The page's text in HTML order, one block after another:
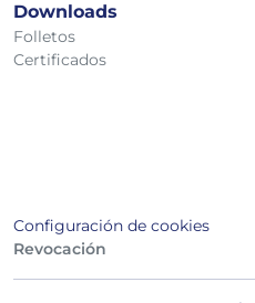
Downloads
Folletos
Certificados
Configuración de cookies
Revocación